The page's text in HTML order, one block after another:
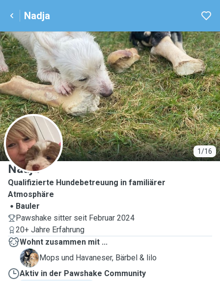
Nadja
1/16
N
Nadja
Qualifizierte Hundebetreuung in familiärer
Atmosphäre
Bauler
Pawshake sitter seit Februar 2024
20+ Jahre Erfahrung
Wohnt zusammen mit ...
B
Mops und Havaneser, Bärbel & lilo
Aktiv in der Pawshake Community